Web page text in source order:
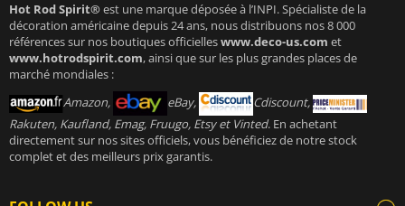
Hot Rod Spirit®est une marque déposée à l’INPI. Spécialiste de la
décoration américaine depuis 24 ans, nous distribuons nos 8 000
références sur nos boutiques officielleswww.deco-us.com et
www.hotrodspirit.com, ainsi que sur les plus grandes places de
marché mondiales :
Amazon,
eBay,
Cdiscount,
Rakuten, Kaufland, Emag, Fruugo, Etsy et Vinted. En achetant
directement sur nos sites officiels, vous bénéficiez de notre stock
complet et des meilleurs prix garantis.